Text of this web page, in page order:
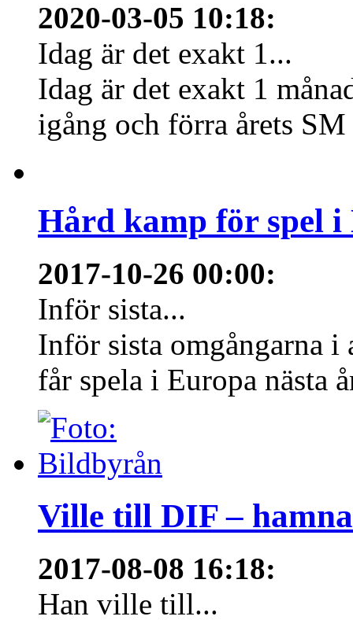
2020-03-05 10:18:
Idag är det exakt 1...
Idag är det exakt 1
igång och förra årets
Hård kamp för spel i
2017-10-26 00:00:
Inför sista...
Inför sista omgångarna
får spela i Europa nästa
Ville till DIF –
2017-08-08 16:18:
Han ville till...